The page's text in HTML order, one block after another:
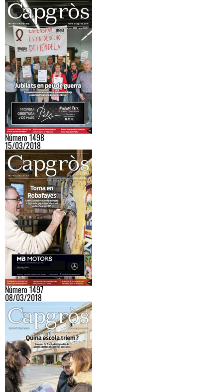
Número 1498
15/03/2018
Número 1497
08/03/2018